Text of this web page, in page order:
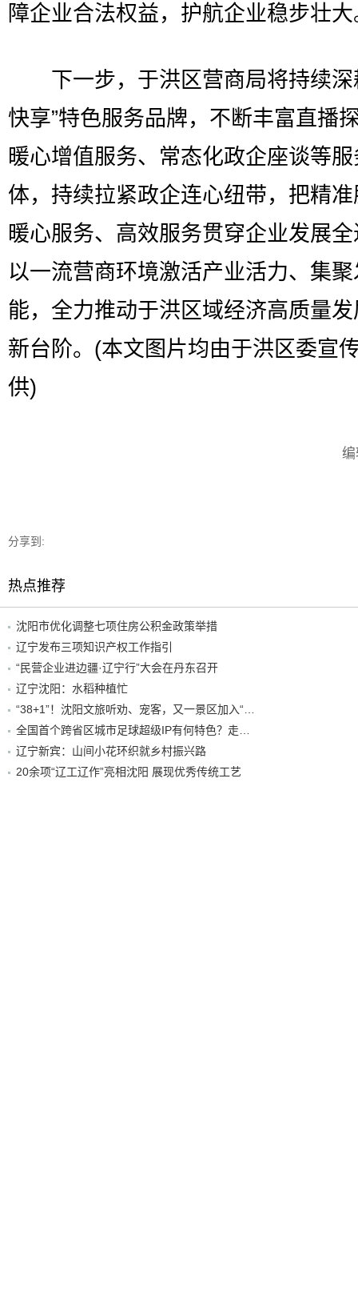
障企业合法权益，护航企业稳步壮大
下一步，于洪区营商局将持续深
快享”特色服务品牌，不断丰富直播
暖心增值服务、常态化政企座谈等
体，持续拉紧政企连心纽带，把精
暖心服务、高效服务贯穿企业发展
以一流营商环境激活产业活力、集
能，全力推动于洪区域经济高质量
新台阶。(本文图片均由于洪区委宣
供)
分享到:
热点推荐
沈阳市优化调整七项住房公积金政策举措
辽宁发布三项知识产权工作指引
“民营企业进边疆·辽宁行”大会在丹东召开
辽宁沈阳：水稻种植忙
辽宁新宾：山间小花环织就乡村振兴路
20余项“辽工辽作”亮相沈阳 展现优秀传统工艺